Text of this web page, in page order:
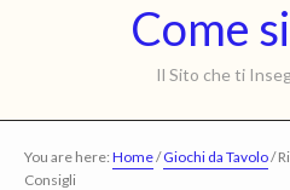
Come
Il Sito che ti
You are here: Home/ Giochi da Tavolo/
Consigli